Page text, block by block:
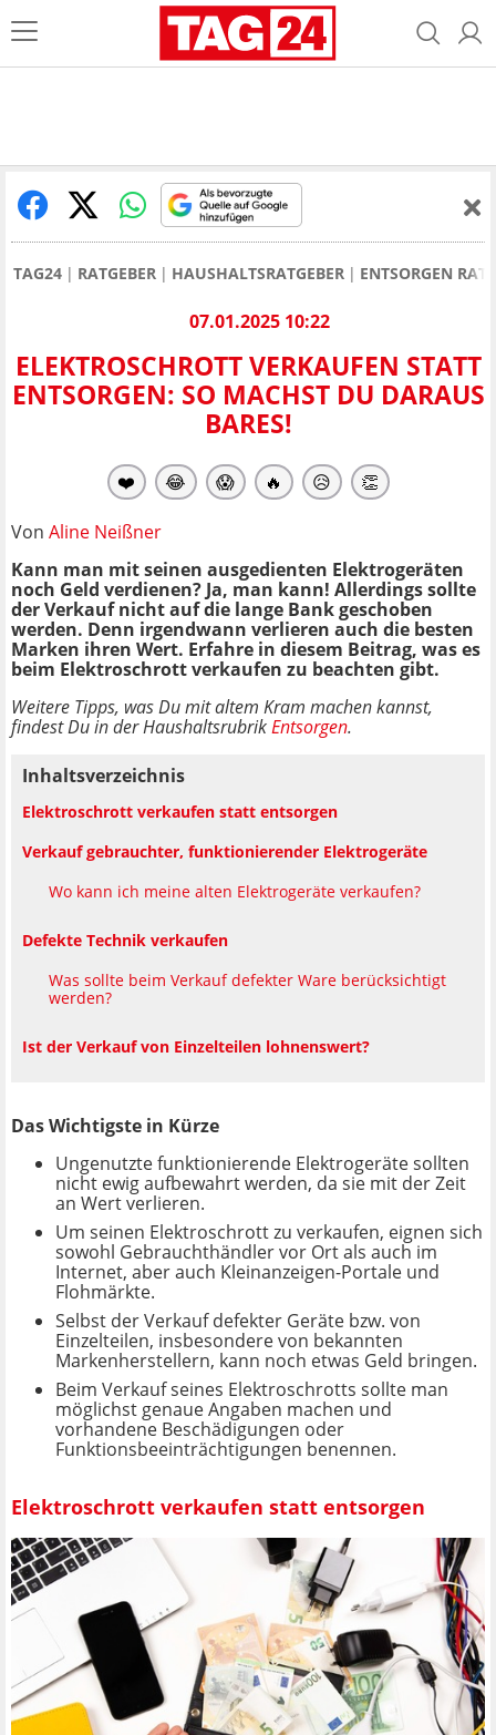
TAG24 RATGEBER HAUSHALTSRATGEBER ENTSORGEN
07.01.2025 10:22
ELEKTROSCHROTT VERKAUFEN STATT
ENTSORGEN: SO MACHST DU DARAUS
BARES!
❤️ 😂 😱 🔥 😥 👏
Von Aline Neißner
Kann man mit seinen ausgedienten Elektrogeräten
noch Geld verdienen? Ja, man kann! Allerdings sollte
der Verkauf nicht auf die lange Bank geschoben
werden. Denn irgendwann verlieren auch die besten
Marken ihren Wert. Erfahre in diesem Beitrag, was es
beim Elektroschrott verkaufen zu beachten gibt.
Weitere Tipps, was Du mit altem Kram machen kannst,
findest Du in der HaushaltsrubrikEntsorgen.
Inhaltsverzeichnis
Elektroschrott verkaufen statt entsorgen
Verkauf gebrauchter, funktionierender Elektrogeräte
Wo kann ich meine alten Elektrogeräte verkaufen?
Defekte Technik verkaufen
Was sollte beim Verkauf defekter Ware berücksichtigt
werden?
Ist der Verkauf von Einzelteilen lohnenswert?
Das Wichtigste in Kürze
Ungenutzte funktionierende Elektrogeräte sollten
nicht ewig aufbewahrt werden, da sie mit der Zeit
an Wert verlieren.
Um seinen Elektroschrott zu verkaufen, eignen sich
sowohl Gebrauchthändler vor Ort als auch im
Internet, aber auch Kleinanzeigen-Portale und
Flohmärkte.
Selbst der Verkauf defekter Geräte bzw. von
Einzelteilen, insbesondere von bekannten
Markenherstellern, kann noch etwas Geld bringen.
Beim Verkauf seines Elektroschrotts sollte man
möglichst genaue Angaben machen und
vorhandene Beschädigungen oder
Funktionsbeeinträchtigungen benennen.
Elektroschrott verkaufen statt entsorgen